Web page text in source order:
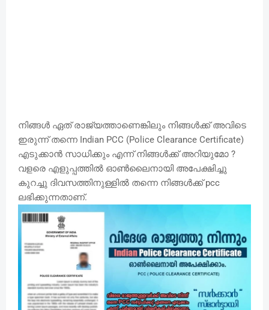
നിങ്ങൾ ഏത് രാജ്യത്താണെങ്കിലും നിങ്ങൾക്ക് അവിടെ
ഇരുന്ന് തന്നെ Indian PCC (Police Clearance Certificate)
എടുക്കാൻ സാധിക്കും എന്ന് നിങ്ങൾക്ക് അറിയുമോ ?
വളരെ എളുപ്പത്തിൽ ഓൺലൈനായി അപേക്ഷിച്ചു
കുറച്ചു ദിവസത്തിനുള്ളിൽ തന്നെ നിങ്ങൾക്ക് pcc
ലഭിക്കുന്നതാണ്.